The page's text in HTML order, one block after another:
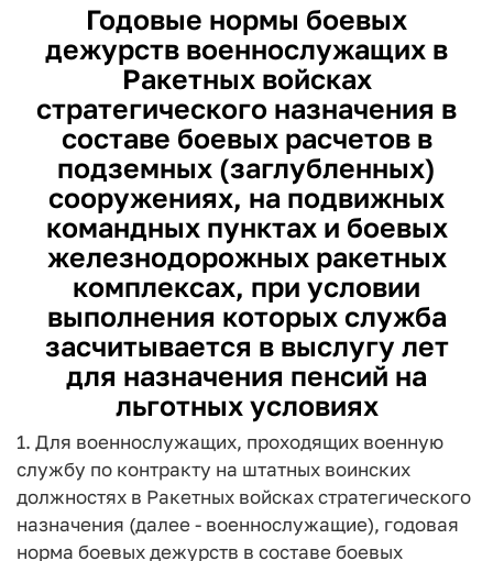
Годовые нормы боевых
дежурств военнослужащих в
Ракетных войсках
стратегического назначения в
составе боевых расчетов в
подземных (заглубленных)
сооружениях, на подвижных
командных пунктах и боевых
железнодорожных ракетных
комплексах, при условии
выполнения которых служба
засчитывается в выслугу лет
для назначения пенсий на
льготных условиях
1. Для военнослужащих, проходящих военную
службу по контракту на штатных воинских
должностях в Ракетных войсках стратегического
на­значения (далее - военнослужащие), годовая
норма боевых дежурств в со­ставе боевых